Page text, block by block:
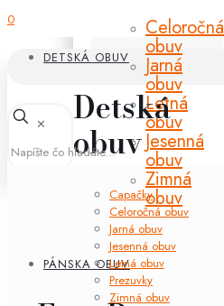
Celoročná
obuv
Jarná
obuv
Letná
obuv
Jesenná
obuv
Zimná
obuv
PÁNSKA OBUV
0
DETSKÁ OBUV
Detská
obuv
Capačky
Celoročná obuv
Jarná obuv
Jesenná obuv
Letná obuv
Prezuvky
Zimná obuv
✕